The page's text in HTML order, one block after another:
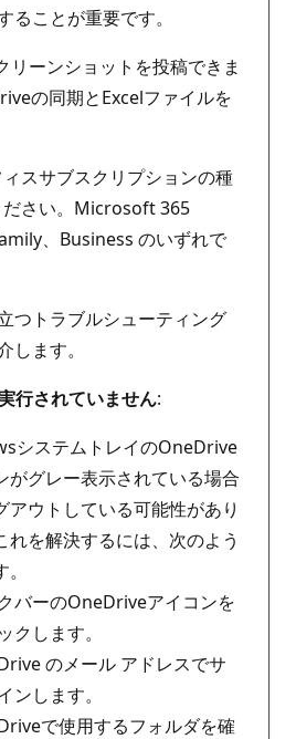
ることが重要です。
リーンショットを投稿できま
の同期とExcelファイルを
スサブスクリプションの種
ださい。Microsoft 365
、Business のいずれで
つトラブルシューティング
します。
行されていません:
システムトレイのOneDrive
がグレー表示されている場合
アウトしている可能性があり
れを解決するには、次のよう
バーのOneDriveアイコンを
クします。
のメール アドレスでサ
ンします。
で使用するフォルダを確